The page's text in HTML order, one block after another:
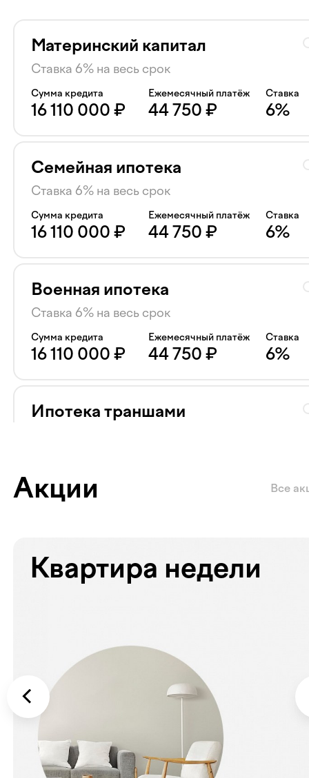
Материнский капитал
Ставка 6% на весь срок
Сумма кредита
16 110 000 ₽
Ежемесячный платёж
44 750 ₽
Ставка
6%
Семейная ипотека
Ставка 6% на весь срок
Сумма кредита
16 110 000 ₽
Ежемесячный платёж
44 750 ₽
Ставка
6%
Военная ипотека
Ставка 6% на весь срок
Сумма кредита
16 110 000 ₽
Ежемесячный платёж
44 750 ₽
Ставка
6%
Ипотека траншами
Все
Акции
Квартира недели